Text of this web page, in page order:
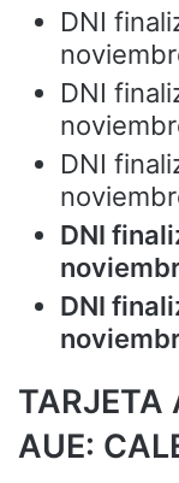
DNI
DNI
DNI
DNI
DNI
TARJETA
AUE: